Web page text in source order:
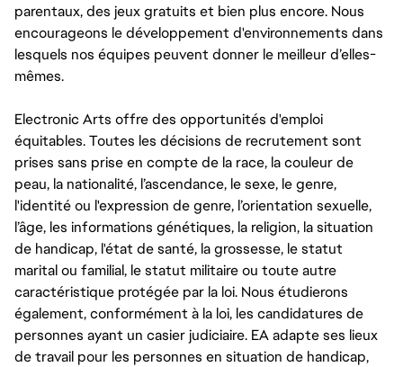
parentaux, des jeux gratuits et bien plus encore. Nous
encourageons le développement d'environnements dans
lesquels nos équipes peuvent donner le meilleur d’elles-
mêmes.
Electronic Arts offre des opportunités d'emploi
équitables. Toutes les décisions de recrutement sont
prises sans prise en compte de la race, la couleur de
peau, la nationalité, l’ascendance, le sexe, le genre,
l'identité ou l'expression de genre, l’orientation sexuelle,
l’âge, les informations génétiques, la religion, la situation
de handicap, l'état de santé, la grossesse, le statut
marital ou familial, le statut militaire ou toute autre
caractéristique protégée par la loi. Nous étudierons
également, conformément à la loi, les candidatures de
personnes ayant un casier judiciaire. EA adapte ses lieux
de travail pour les personnes en situation de handicap,